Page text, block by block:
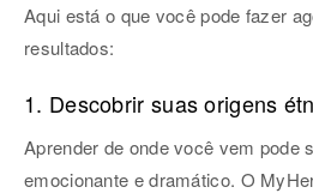
Aqui está o que você pode fazer
resultados:
1. Descobrir suas origens
Aprender de onde você vem pode
emocionante e dramático. O